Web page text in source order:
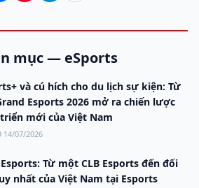
mục — eSports
và cú hích cho du lịch sự kiện: Từ
Esports 2026 mở ra chiến lược
mới của Việt Nam
14/07/2026
Từ một CLB Esports đến đối
nhất của Việt Nam tại Esports